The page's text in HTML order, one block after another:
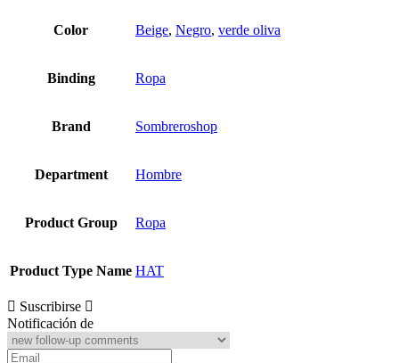
Color Beige, Negro, verde oliva
Binding Ropa
Brand Sombreroshop
Department Hombre
Product Group Ropa
Product Type Name HAT
Suscribirse
Notificación de